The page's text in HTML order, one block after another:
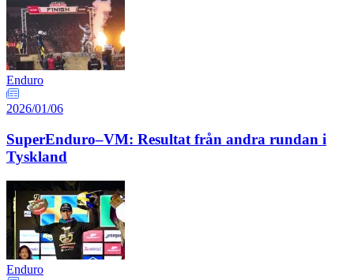
Enduro
2026/01/06
SuperEnduro–VM: Resultat från andra rundan i
Tyskland
Enduro